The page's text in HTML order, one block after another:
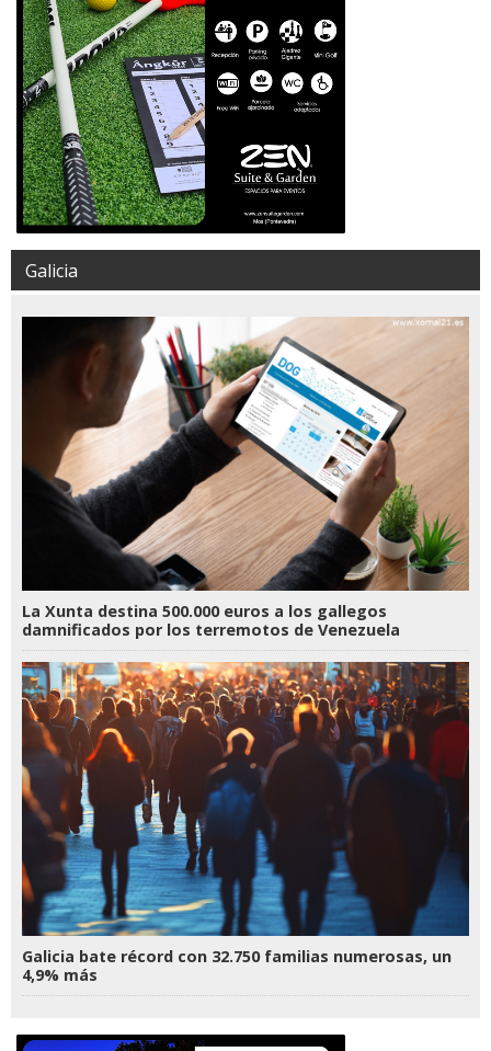
Galicia
La Xunta destina 500.000 euros a los gallegos
damnificados por los terremotos de Venezuela
Galicia bate récord con 32.750 familias numerosas, un
4,9% más